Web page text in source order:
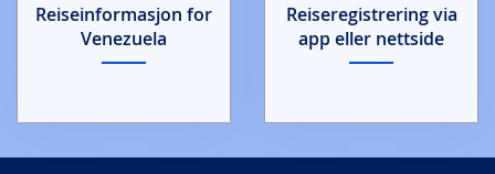
Reiseregistrering via
app eller nettside
Reiseinformasjon for
Venezuela